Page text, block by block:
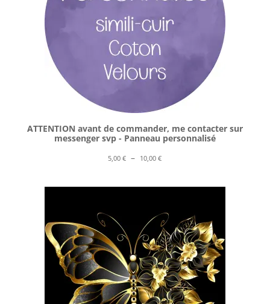
ATTENTION avant de commander, me contacter sur
messenger svp - Panneau personnalisé
5,00€ – 10,00€Plage
prix :
à
10,00 €